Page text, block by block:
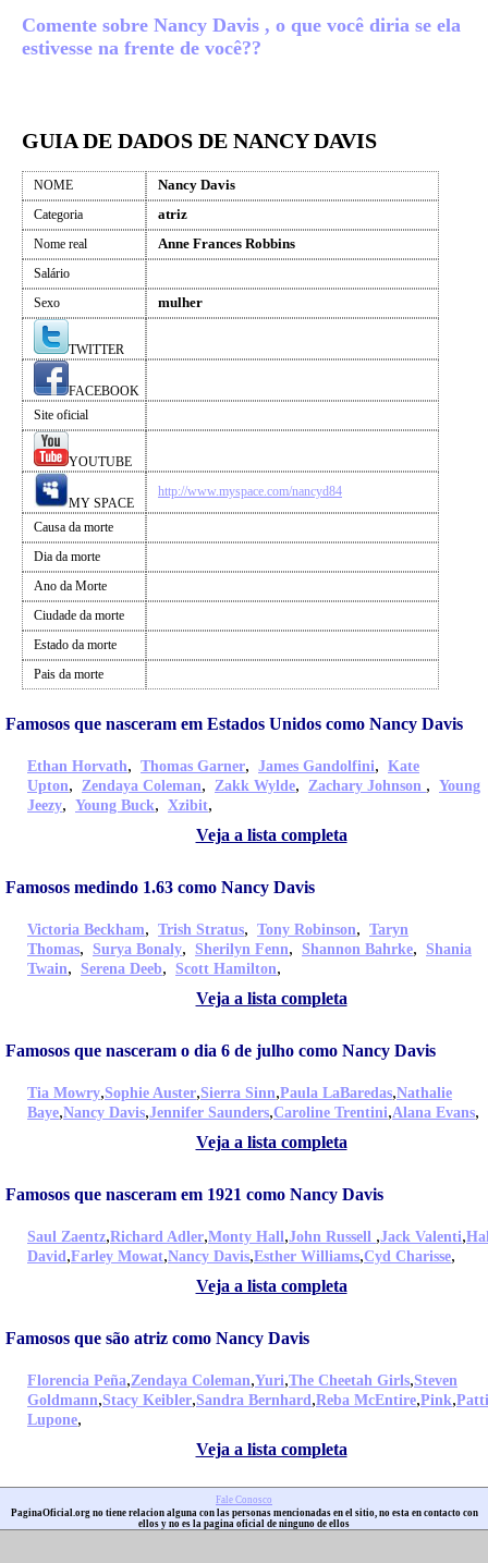
Comente sobre Nancy Davis , o que você diria se ela
estivesse na frente de você??
GUIA DE DADOS DE NANCY DAVIS
NOME Nancy Davis
Categoria atriz
Nome real Anne Frances Robbins
Salário
Sexo
mulher
TWITTER
FACEBOOK
Site oficial
YOUTUBE
MY SPACE
http://www.myspace.com/nancyd84
Causa da morte
Dia da morte
Ano da Morte
Ciudade da morte
Estado da morte
Pais da morte
Famosos que nasceram em Estados Unidos como Nancy Davis
Ethan Horvath, Thomas Garner, James Gandolfini, Kate
Upton, Zendaya Coleman, Zakk Wylde, Zachary Johnson , Young
Jeezy, Young Buck, Xzibit,
Veja a lista completa
Famosos medindo 1.63 como Nancy Davis
Victoria Beckham, Trish Stratus, Tony Robinson, Taryn
Thomas, Surya Bonaly, Sherilyn Fenn, Shannon Bahrke, Shania
Twain, Serena Deeb, Scott Hamilton,
Veja a lista completa
Famosos que nasceram o dia 6 de julho como Nancy Davis
Tia Mowry,Sophie Auster,Sierra Sinn,Paula LaBaredas,Nathalie
Baye,Nancy Davis,Jennifer Saunders,Caroline Trentini,Alana Evans,
Veja a lista completa
Famosos que nasceram em 1921 como Nancy Davis
Saul Zaentz,Richard Adler,Monty Hall,John Russell ,Jack Valenti,
David,Farley Mowat,Nancy Davis,Esther Williams,Cyd Charisse,
Veja a lista completa
Famosos que são atriz como Nancy Davis
Florencia Peña,Zendaya Coleman,Yuri,The Cheetah Girls,Steven
Goldmann,Stacy Keibler,Sandra Bernhard,Reba McEntire,Pink,Patti
Lupone,
Veja a lista completa
Fale Conosco
PaginaOficial.org no tiene relacion alguna con las personas mencionadas en el sitio, no esta en contacto con
ellos y no es la pagina oficial de ninguno de ellos